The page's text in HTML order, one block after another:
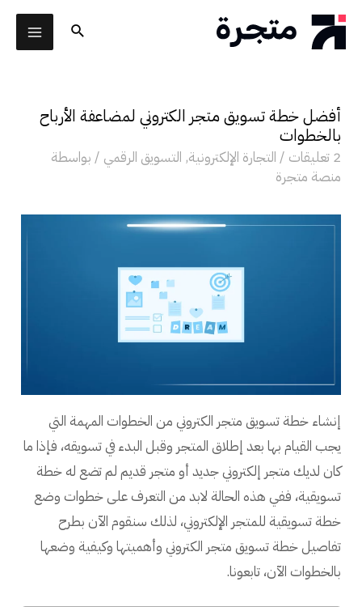
تخطي
البحث
أفضل خطة تسويق متجر الكتروني لمضاعفة الأرباح
بالخطوات
2 تعليقات / التجارة الإلكترونية, التسويق الرقمي / بواسطة
منصة متجرة
إنشاء خطة تسويق متجر الكتروني من الخطوات المهمة التي
يجب القيام بها بعد إطلاق المتجر وقبل البدء في تسويقه، فإذا ما
كان لديك متجر إلكتروني جديد أو متجر قديم لم تضع له خطة
تسويقية، ففي هذه الحالة لابد من التعرف على خطوات وضع
خطة تسويقية للمتجر الإلكتروني، لذلك سنقوم الآن بطرح
تفاصيل خطة تسويق متجر الكتروني وأهميتها وكيفية وضعها
بالخطوات الآن، تابعونا.